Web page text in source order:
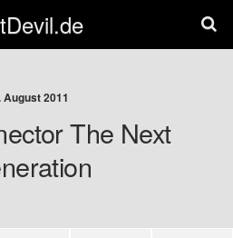
August 2011
The Next